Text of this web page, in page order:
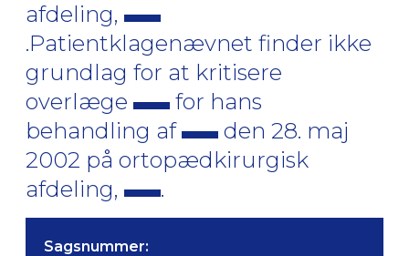
afdeling,
.Patientklagenævnet finder ikke
grundlag for at kritisere
overlæge
for hans
behandling af
den 28. maj
2002 på ortopædkirurgisk
afdeling,
.
Sagsnummer: